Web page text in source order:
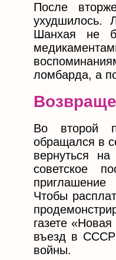
После
ухудшилось.
Шанхая не
ломбарда, а
Во второй
обращался в
вернуться
советское
Чтобы
газете
въезд в СССР
войны.